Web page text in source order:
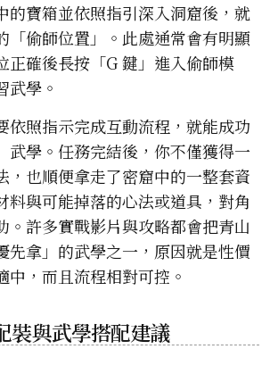
的寶箱並依照指引深入洞窟後，就
「偷師位置」。此處通常會有明顯
正確後長按「G 鍵」進入偷師模
武學。
依照指示完成互動流程，就能成功
武學。任務完結後，你不僅獲得一
，也順便拿走了密窟中的一整套資
料與可能掉落的心法或道具，對角
。許多實戰影片與攻略都會把青山
先拿」的武學之一，原因就是性價
中，而且流程相對可控。
裝與武學搭配建議